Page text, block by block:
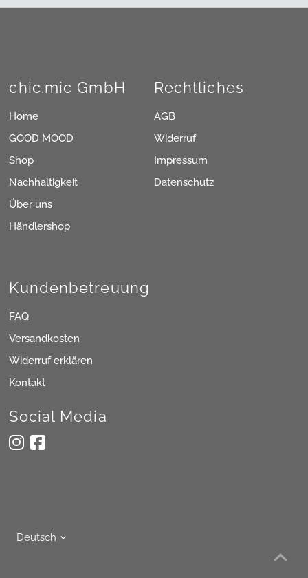
chic.mic GmbH
Home
GOOD MOOD
Shop
Nachhaltigkeit
Über uns
Händlershop
Rechtliches
AGB
Widerruf
Impressum
Datenschutz
Kundenbetreuung
FAQ
Versandkosten
Widerruf erklären
Kontakt
Social Media
Deutsch